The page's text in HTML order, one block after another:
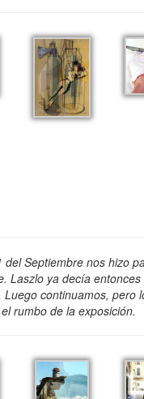
Septiembre nos hizo
Laszlo ya decía
continuamos, pero
rumbo de la exposición.